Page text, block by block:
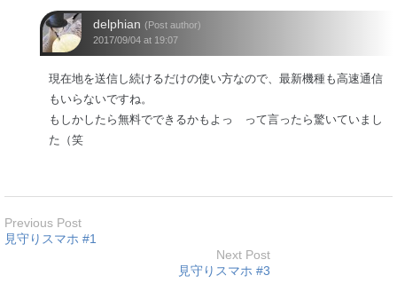
delphian (Post author)
2017/09/04 at 19:07
現在地を送信し続けるだけの使い方なので、最新機種も高速通信
もいらないですね。
もしかしたら無料でできるかもよっ って言ったら驚いていまし
た（笑
Previous Post
見守りスマホ #1
Next Post
見守りスマホ #3